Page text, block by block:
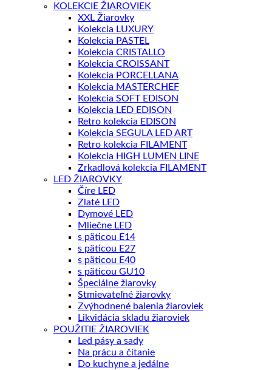
KOLEKCIE ŽIAROVIEK
XXL Žiarovky
Kolekcia LUXURY
Kolekcia PASTEL
Kolekcia CRISTALLO
Kolekcia CROISSANT
Kolekcia PORCELLANA
Kolekcia MASTERCHEF
Kolekcia SOFT EDISON
Kolekcia LED EDISON
Retro kolekcia EDISON
Kolekcia SEGULA LED ART
Retro kolekcia FILAMENT
Kolekcia HIGH LUMEN LINE
Zrkadlová kolekcia FILAMENT
LED ŽIAROVKY
Číre LED
Zlaté LED
Dymové LED
Mliečne LED
s päticou E14
s päticou E27
s päticou E40
s päticou GU10
Špeciálne žiarovky
Stmievateľné žiarovky
Zvýhodnené balenia žiaroviek
Likvidácia skladu žiaroviek
POUŽITIE ŽIAROVIEK
Led pásy a sady
Na prácu a čítanie
Do kuchyne a jedálne